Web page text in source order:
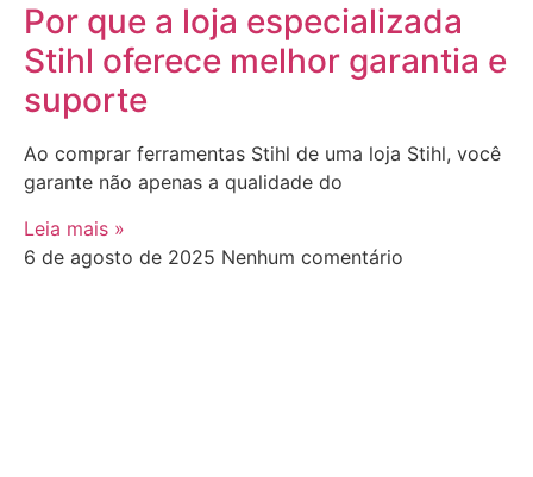
Por que a loja especializada
Stihl oferece melhor garantia e
suporte
Ao comprar ferramentas Stihl de uma loja Stihl, você
garante não apenas a qualidade do
Leia mais »
6 de agosto de 2025 Nenhum comentário